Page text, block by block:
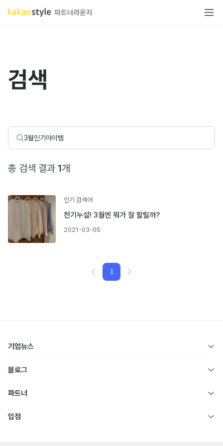
검색
총 검색 결과 1개
인기 검색어
천기누설! 3월엔 뭐가 잘 팔릴까?
2021-03-05
1
기업뉴스
블로그
파트너
입점